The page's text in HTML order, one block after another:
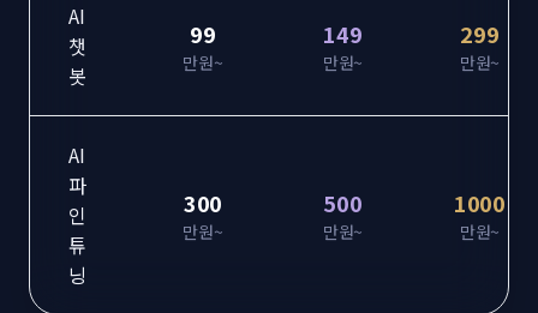
AI
챗
봇
99
만원~
149
만원~
299
만원~
AI
파
인
튜
닝
300
만원~
500
만원~
1000
만원~